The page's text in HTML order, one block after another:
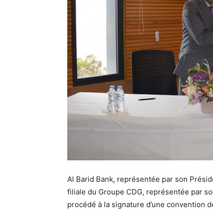
Al Barid Bank, représentée par son
filiale du Groupe CDG, représentée par
procédé à la signature d’une convention